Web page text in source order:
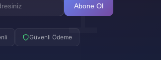
Abone Ol
Güvenli Ödeme